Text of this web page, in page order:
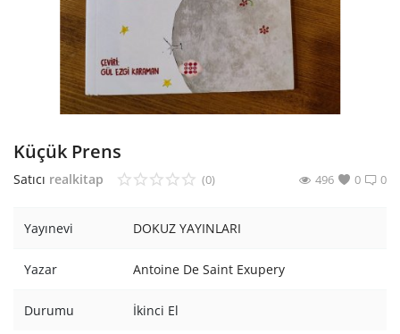
Araştırma - Tarih
Din Tasavvuf
Hobi Kitapları
Küçük Prens
Satıcı realkitap 0
(0) 0
496
Yayınevi DOKUZ YAYINLARI
Yazar Antoine De Saint Exupery
Durumu İkinci El